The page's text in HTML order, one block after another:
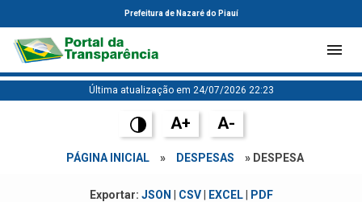
Prefeitura de Nazaré do Piauí
Última atualização em 24/07/2026 22:23
A+ A-
PÁGINA INICIAL » DESPESAS » DESPESA
Exportar: JSON CSV| EXCEL| PDF